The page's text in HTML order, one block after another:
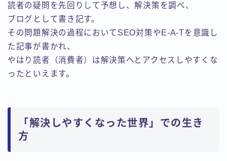
読者の疑問を先回りして予想し、解決策を調べ、
ブログとして書き記す。
その問題解決の過程においてSEO対策やE-A-Tを意識し
た記事が書かれ、
やはり読者（消費者）は解決策へとアクセスしやすくな
ったといえます。
「解決しやすくなった世界」での生き
方